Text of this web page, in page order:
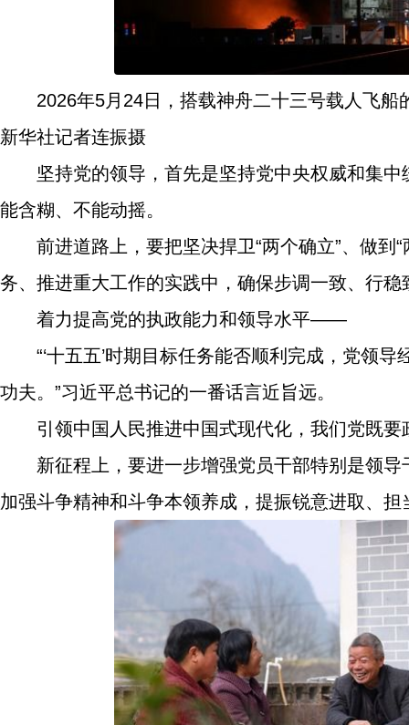
2026年5月24日，搭载神舟二十三号载人飞
新华社记者连振摄
坚持党的领导，首先是坚持党中央权威和集
能含糊、不能动摇。
前进道路上，要把坚决捍卫“两个确立”、做
务、推进重大工作的实践中，确保步调一致、行稳
着力提高党的执政能力和领导水平——
“‘十五五’时期目标任务能否顺利完成，党领
功夫。”习近平总书记的一番话言近旨远。
引领中国人民推进中国式现代化，我们党既
新征程上，要进一步增强党员干部特别是领
加强斗争精神和斗争本领养成，提振锐意进取、